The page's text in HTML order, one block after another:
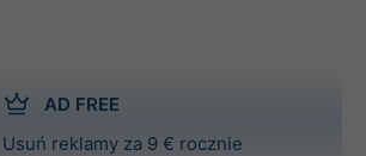
AD FREE
Usuń reklamy za 9 € rocznie